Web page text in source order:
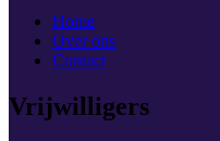
Home
Over ons
Contact
Vrijwilligers